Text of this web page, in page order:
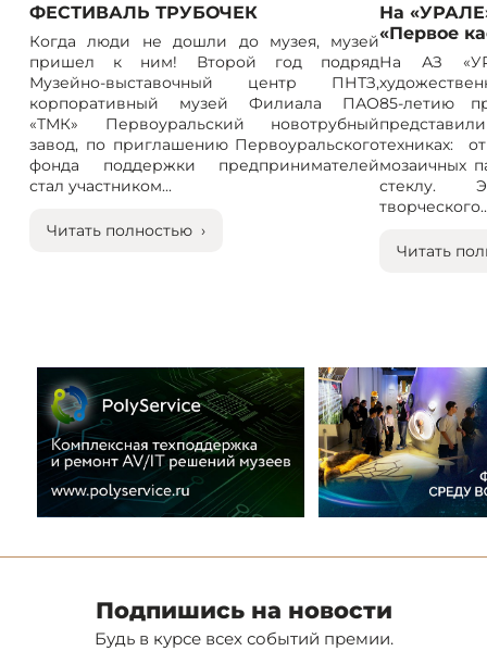
ФЕСТИВАЛЬ ТРУБОЧЕК
Когда люди не дошли до музея, музей
пришел к ним! Второй год подряд
Музейно-выставочный центр ПНТЗ,
корпоративный музей Филиала ПАО
«ТМК» Первоуральский новотрубный
завод, по приглашению Первоуральского
фонда поддержки предпринимателей
стал участником...
Читать полностью ›
На
«Первое
На АЗ
85-летию
техниках:
мозаичных
стеклу.
Читать
Подпишись на новости
Будь в курсе всех событий премии.